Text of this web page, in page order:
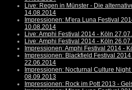
Live: Regen in Münster - Die
14.08.2014
Impressionen: M'era Luna Festival
10.08.2014
Live: Amphi Festival 2014 - Köln
Live: Amphi Festival 2014 - Köln
Impressionen: Amphi Festival 2014 -
Impressionen: Blackfield Festival
22.06.2014
Impressionen: Nocturnal Culture
08.09.2013
Impressionen: Rock im Pott 2013 -